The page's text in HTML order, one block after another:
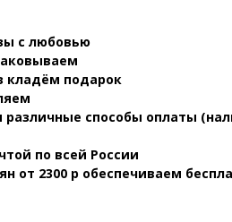
с любовью
кладём подарок
различные способы оплаты
по всей России
от 2300 р обеспечиваем